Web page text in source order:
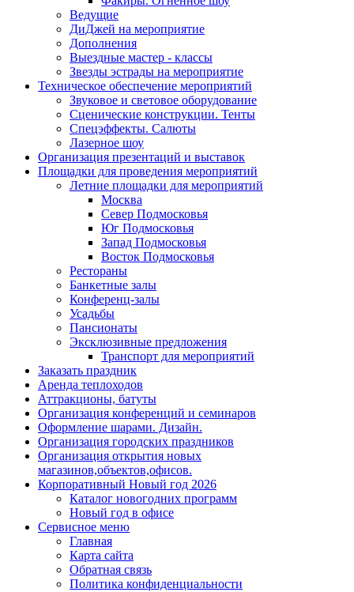
Ведущие
ДиДжей на мероприятие
Дополнения
Выездные мастер - классы
Звезды эстрады на мероприятие
Техническое обеспечение мероприятий
Звуковое и световое оборудование
Сценические конструкции. Тенты
Спецэффекты. Салюты
Лазерное шоу
Организация презентаций и выставок
Площадки для проведения мероприятий
Летние площадки для мероприятий
Москва
Север Подмосковья
Юг Подмосковья
Запад Подмосковья
Восток Подмосковья
Рестораны
Банкетные залы
Конференц-залы
Усадьбы
Пансионаты
Эксклюзивные предложения
Транспорт для мероприятий
Заказать праздник
Аренда теплоходов
Аттракционы, батуты
Организация конференций и семинаров
Оформление шарами. Дизайн.
Организация городских праздников
Организация открытия новых
магазинов,объектов,офисов.
Корпоративный Новый год 2026
Каталог новогодних программ
Новый год в офисе
Сервисное меню
Главная
Карта сайта
Обратная связь
Политика конфиденциальности